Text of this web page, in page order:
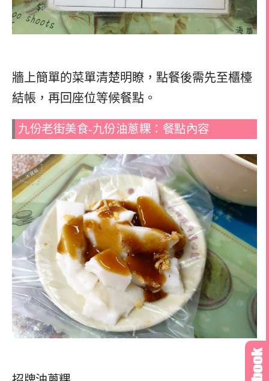
牆上簡單的菜單清楚明瞭，點餐後需先至櫃檯
結帳，再回座位等候餐點。
九份老街美食-九份油蔥粿：餐點內容